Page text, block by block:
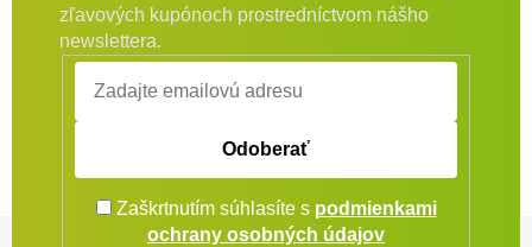
zľavových kupónoch prostredníctvom nášho
newslettera.
Odoberať
Zaškrtnutím súhlasíte s podmienkami
ochrany osobných údajov